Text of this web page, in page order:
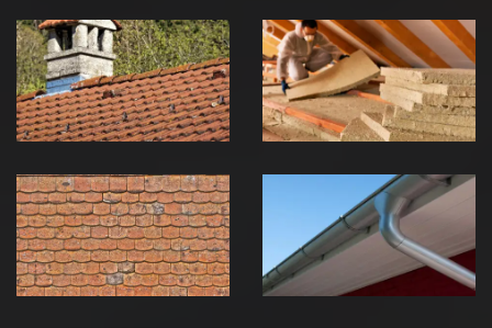
Couvreur
zingueur 39
Jura
Isolation de
toiture 39
Jura
démoussage de
toiture 39
Jura
pose de
gouttière 39
Jura